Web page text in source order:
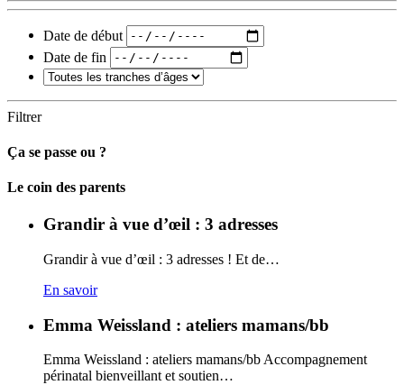
Date de début
Date de fin
Filtrer
Ça se passe ou ?
Carto
Le coin des parents
Grandir à vue d’œil : 3 adresses
Grandir à vue d’œil : 3 adresses ! Et de…
En savoir
Emma Weissland : ateliers mamans/bb
Emma Weissland : ateliers mamans/bb Accompagnement
périnatal bienveillant et soutien…